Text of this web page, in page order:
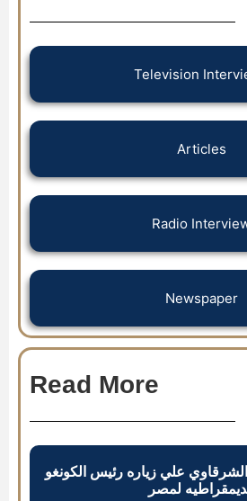
Television
Articles
Radio
Newspaper
Read More
علي زياره رئيس الكونغو
لمصر